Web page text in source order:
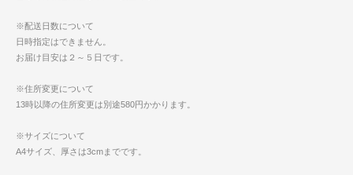
※配送日数について
日時指定はできません。
お届け目安は２～５日です。
※住所変更について
13時以降の住所変更は別途580円かかります。
※サイズについて
A4サイズ、厚さは3cmまでです。